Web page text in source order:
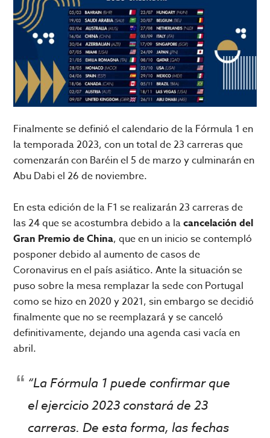
Finalmente se definió el calendario de la Fórmula 1 en
la temporada 2023, con un total de 23 carreras que
comenzarán con Baréin el 5 de marzo y culminarán en
Abu Dabi el 26 de noviembre.
En esta edición de la F1 se realizarán 23 carreras de
las 24 que se acostumbra debido a lacancelación del
Gran Premio de China, que en un inicio se contempló
posponer debido al aumento de casos de
Coronavirus en el país asiático. Ante la situación se
puso sobre la mesa remplazar la sede con Portugal
como se hizo en 2020 y 2021, sin embargo se decidió
finalmente que no se reemplazará y se canceló
definitivamente, dejando una agenda casi vacía en
abril.
“La Fórmula 1 puede confirmar que
el ejercicio 2023 constará de 23
carreras. De esta forma, las fechas